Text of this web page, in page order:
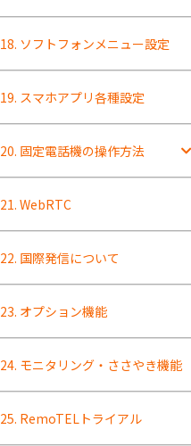
18. ソフトフォンメニュー設定
19. スマホアプリ各種設定
20. 固定電話機の操作方法
21. WebRTC
22. 国際発信について
23. オプション機能
24. モニタリング・ささやき機能
25. RemoTELトライアル